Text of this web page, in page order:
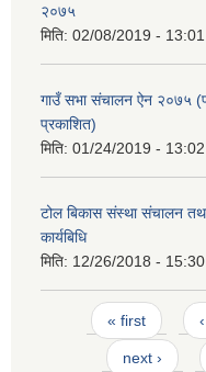
२०७५
मिति: 02/08/2019 - 13:01
गाउँ सभा संचालन ऐन २०७५
प्रकाशित)
मिति: 01/24/2019 - 13:02
टोल बिकास संस्था संचालन
कार्यबिधि
मिति: 12/26/2018 - 15:30
Pages« first
next ›